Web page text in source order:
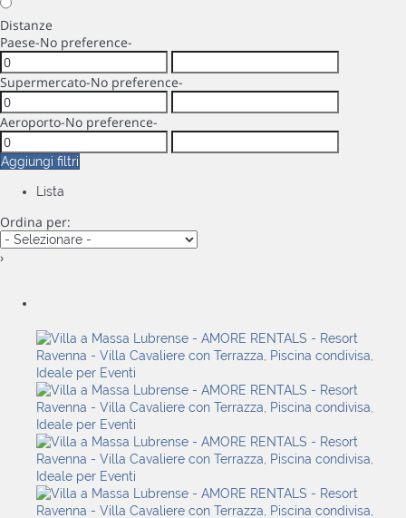
Distanze
Paese-No preference-
Supermercato-No preference-
Aeroporto-No preference-
Aggiungi filtri
Lista
Ordina per:
›